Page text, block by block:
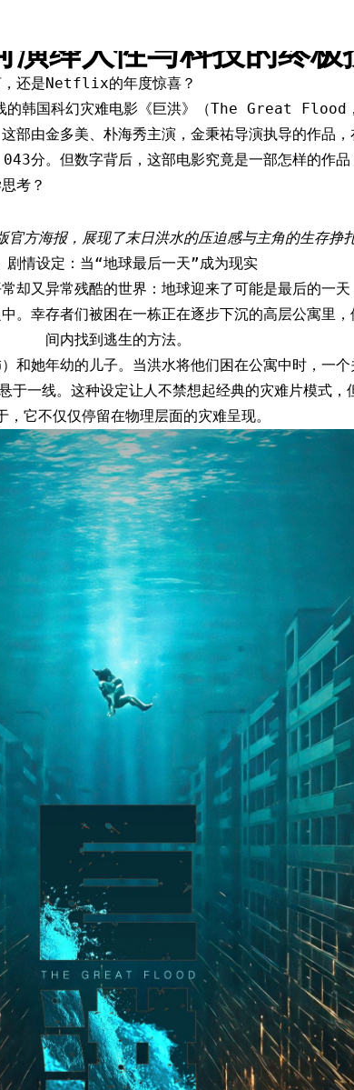
当末日洪水淹没29层
演绎人性与科技的终极
，还是Netflix的年度惊喜？
韩国科幻灾难电影《巨洪》（The Great Flood
部由金多美、朴海秀主演，金秉祐导演执导的作品
分。但数字背后，这部电影究竟是一部怎样的作品
考？
官方海报，展现了末日洪水的压迫感与主角的生存挣
剧情设定：当“地球最后一天”成为现实
却又异常残酷的世界：地球迎来了可能是最后的一
。幸存者们被困在一栋正在逐步下沉的高层公寓里
间内找到逃生的方法。
和她年幼的儿子。当洪水将他们困在公寓中时，一
于一线。这种设定让人不禁想起经典的灾难片模式，
，它不仅仅停留在物理层面的灾难呈现。